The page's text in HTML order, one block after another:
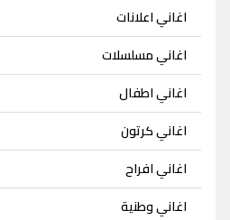
اغاني اعلانات
اغاني مسلسلات
اغاني اطفال
اغاني كرتون
اغاني افراح
اغاني وطنية